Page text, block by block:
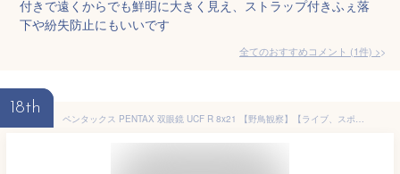
付きで遠くからでも鮮明に大きく見え、ストラップ付きふぇ落
下や紛失防止にもいいです
全てのおすすめコメント (1件) >
18th
ペンタックス PENTAX 双眼鏡 UCF R 8x21 【野鳥観察】【ライブ、スポーツ観戦】【小型軽量210g】【倍率8倍】 【高級プリズム Bak4搭載】【メガネの方も見やすい・スライド式接眼目当て】【1938年からはじまるペンタックス双眼鏡の歴史】メーカー保証1年 62209